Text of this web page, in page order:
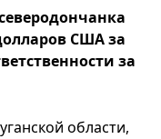
США за
за
области,